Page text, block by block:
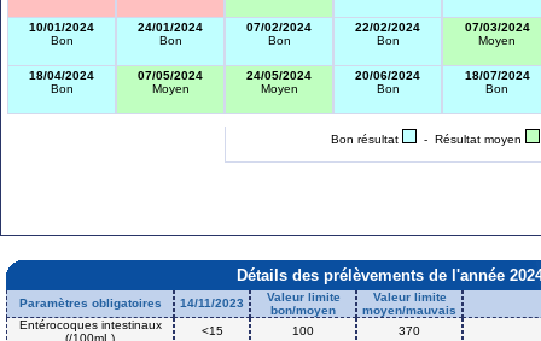
10/01/2024
Bon
24/01/2024
Bon
07/02/2024
Bon
22/02/2024
Bon
07/03/2024
Moyen
18/04/2024
Bon
07/05/2024
Moyen
24/05/2024
Moyen
20/06/2024
Bon
18/07/2024
Bon
Bon résultat - Résultat moyen
Détails des prélèvements de l'année
Paramètres obligatoires 14/11/2023
Valeur limite
bon/moyen
Valeur limite
moyen/mauvais
Entérocoques intestinaux
(/100mL)
<15 100
370